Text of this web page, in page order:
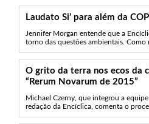
Laudato Si’ para além da
Jennifer Morgan entende que a
torno das questões ambientais. Como
O grito da terra nos ecos da
“Rerum Novarum de 2015”
Michael Czerny, que integrou a
redação da Encíclica, comenta o